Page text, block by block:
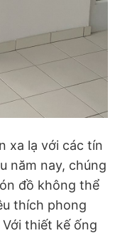
xa lạ với các tín
năm nay, chúng
đồ không thể
thích phong
thiết kế ống